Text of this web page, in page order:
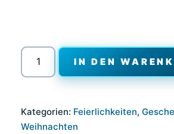
Holz-
Geschenkbox
l
Flaschen
IN DEN
Kategorien: Feierlichkeiten,
Weihnachten